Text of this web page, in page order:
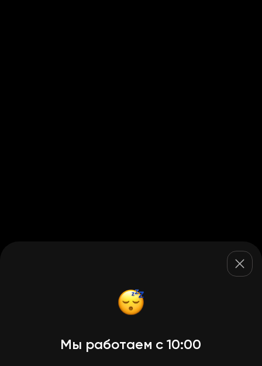
Мы работаем с 10:00